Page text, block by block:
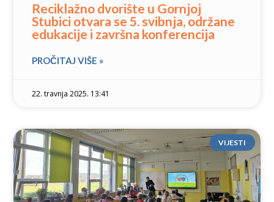
Reciklažno dvorište u Gornjoj
Stubici otvara se 5. svibnja, održane
edukacije i završna konferencija
PROČITAJ VIŠE »
22. travnja 2025. 13:41
VIJESTI